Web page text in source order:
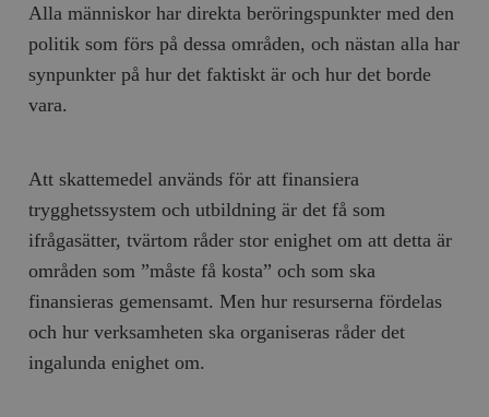
Alla människor har direkta beröringspunkter med den
politik som förs på dessa områden, och nästan alla har
synpunkter på hur det faktiskt är och hur det borde
vara.
Att skattemedel används för att finansiera
trygghetssystem och utbildning är det få som
ifrågasätter, tvärtom råder stor enighet om att detta är
områden som ”måste få kosta” och som ska
finansieras gemensamt. Men hur resurserna fördelas
och hur verksamheten ska organiseras råder det
ingalunda enighet om.